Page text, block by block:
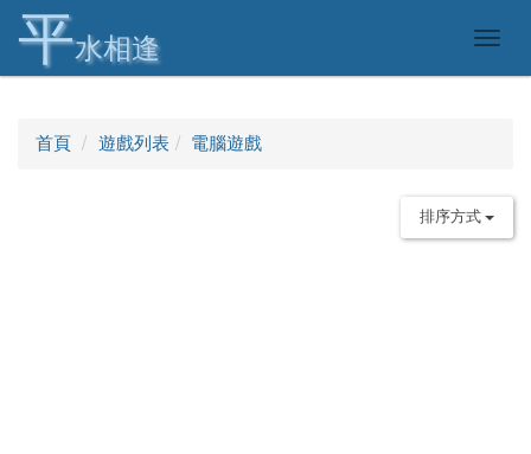
平水相逢
首頁 遊戲列表 電腦遊戲
排序方式